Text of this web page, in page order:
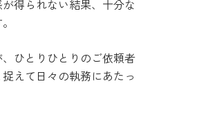
得られない結果、十分な
ひとりひとりのご依頼者
えて日々の執務にあたっ